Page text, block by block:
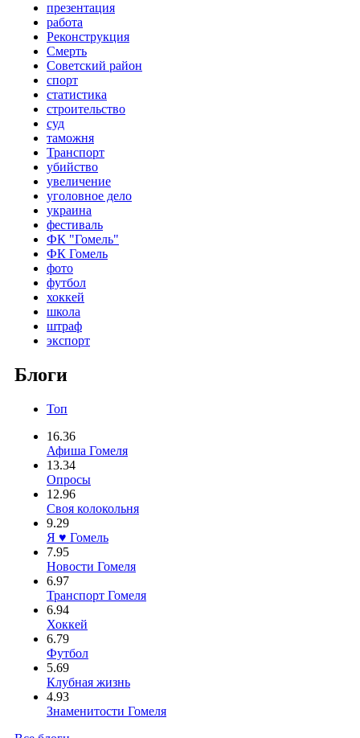
презентация
работа
Реконструкция
Смерть
Советский район
спорт
статистика
строительство
суд
таможня
Транспорт
убийство
увеличение
уголовное дело
украина
фестиваль
ФК "Гомель"
ФК Гомель
фото
футбол
хоккей
школа
штраф
экспорт
Блоги
Топ
16.36
Афиша Гомеля
13.34
Опросы
12.96
Своя колокольня
9.29
Я ♥ Гомель
7.95
Новости Гомеля
6.97
Транспорт Гомеля
6.94
Хоккей
6.79
Футбол
5.69
Клубная жизнь
4.93
Знаменитости Гомеля